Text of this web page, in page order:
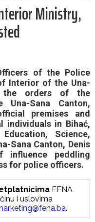
Ministry,
of the Police
Interior of the Una-
the orders of the
Sana Canton,
premises and
individuals in Bihać,
Science,
Sana Canton, Denis
influence peddling
for police officers.
FENA
i uslovima
.